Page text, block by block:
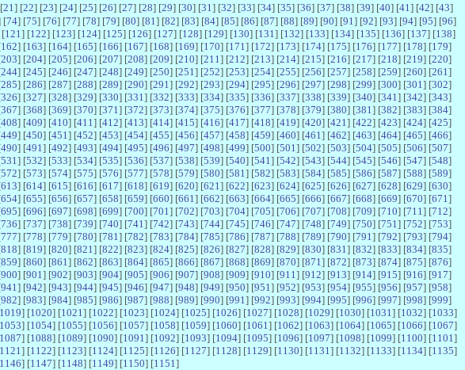
21 ] [22] [23] [24] [25] [26] [27] [28] [29] [30] [31 ] [32] [33] [34] [35] [36] [37] [38] [39] [40] [41 ] [42] [43]
[74] [75] [76] [77] [78] [79] [80] [81 ] [82] [83] [84] [85] [86] [87] [88] [89] [90] [91 ] [92] [93] [94] [95] [96]
[121 ] [122] [123] [124] [125] [126] [127] [128] [129] [130] [131 ] [132] [133] [134] [135] [136] [137] [138]
162] [163] [164] [165] [166] [167] [168] [169] [170] [171 ] [172] [173] [174] [175] [176] [177] [178] [179]
203] [204] [205] [206] [207] [208] [209] [210] [211 ] [212] [213] [214] [215] [216] [217] [218] [219] [220]
244] [245] [246] [247] [248] [249] [250] [251 ] [252] [253] [254] [255] [256] [257] [258] [259] [260] [261 ]
285] [286] [287] [288] [289] [290] [291 ] [292] [293] [294] [295] [296] [297] [298] [299] [300] [301 ] [302]
326] [327] [328] [329] [330] [331 ] [332] [333] [334] [335] [336] [337] [338] [339] [340] [341 ] [342] [343]
367] [368] [369] [370] [371 ] [372] [373] [374] [375] [376] [377] [378] [379] [380] [381 ] [382] [383] [384]
408] [409] [410] [411 ] [412] [413] [414] [415] [416] [417] [418] [419] [420] [421 ] [422] [423] [424] [425]
449] [450] [451 ] [452] [453] [454] [455] [456] [457] [458] [459] [460] [461 ] [462] [463] [464] [465] [466]
490] [491 ] [492] [493] [494] [495] [496] [497] [498] [499] [500] [501 ] [502] [503] [504] [505] [506] [507]
531 ] [532] [533] [534] [535] [536] [537] [538] [539] [540] [541 ] [542] [543] [544] [545] [546] [547] [548]
572] [573] [574] [575] [576] [577] [578] [579] [580] [581 ] [582] [583] [584] [585] [586] [587] [588] [589]
613] [614] [615] [616] [617] [618] [619] [620] [621 ] [622] [623] [624] [625] [626] [627] [628] [629] [630]
654] [655] [656] [657] [658] [659] [660] [661 ] [662] [663] [664] [665] [666] [667] [668] [669] [670] [671 ]
695] [696] [697] [698] [699] [700] [701 ] [702] [703] [704] [705] [706] [707] [708] [709] [710] [711 ] [712]
736] [737] [738] [739] [740] [741 ] [742] [743] [744] [745] [746] [747] [748] [749] [750] [751 ] [752] [753]
777] [778] [779] [780] [781 ] [782] [783] [784] [785] [786] [787] [788] [789] [790] [791 ] [792] [793] [794]
818] [819] [820] [821 ] [822] [823] [824] [825] [826] [827] [828] [829] [830] [831 ] [832] [833] [834] [835]
859] [860] [861 ] [862] [863] [864] [865] [866] [867] [868] [869] [870] [871 ] [872] [873] [874] [875] [876]
900] [901 ] [902] [903] [904] [905] [906] [907] [908] [909] [910] [911 ] [912] [913] [914] [915] [916] [917]
941 ] [942] [943] [944] [945] [946] [947] [948] [949] [950] [951 ] [952] [953] [954] [955] [956] [957] [958]
982] [983] [984] [985] [986] [987] [988] [989] [990] [991 ] [992] [993] [994] [995] [996] [997] [998] [999]
] [1020] [1021 ] [1022] [1023] [1024] [1025] [1026] [1027] [1028] [1029] [1030] [1031 ] [1032] [1033]
] [1054] [1055] [1056] [1057] [1058] [1059] [1060] [1061 ] [1062] [1063] [1064] [1065] [1066] [1067]
] [1088] [1089] [1090] [1091 ] [1092] [1093] [1094] [1095] [1096] [1097] [1098] [1099] [1100] [1101 ]
] [1122] [1123] [1124] [1125] [1126] [1127] [1128] [1129] [1130] [1131 ] [1132] [1133] [1134] [1135]
] [1147] [1148] [1149] [1150] [1151 ]